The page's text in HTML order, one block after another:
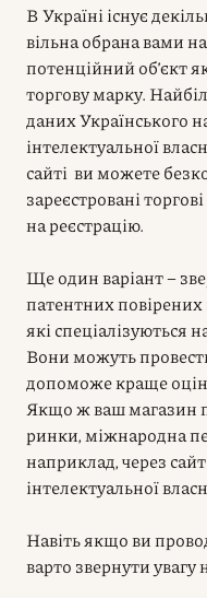
В Україні існує
вільна обрана вами
потенційний об’єкт
торгову марку.
даних Українського
інтелектуальної
сайті ви можете
зареєстровані
на реєстрацію.
Ще один варіант –
патентних
які спеціалізуються
Вони можуть
допоможе краще
Якщо ж ваш магазин
ринки, міжнародна
наприклад, через сайт
інтелектуальної
Навіть якщо ви
варто звернути увагу